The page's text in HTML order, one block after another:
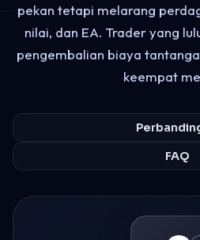
pekan tetapi melarang
nilai, dan EA. Trader yang
pengembalian biaya
keempat
FAQ